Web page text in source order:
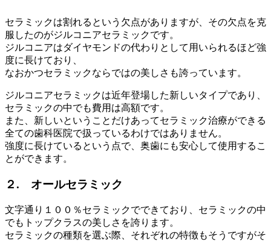
セラミックは割れるという欠点がありますが、その欠点を克
服したのがジルコニアセラミックです。
ジルコニアはダイヤモンドの代わりとして用いられるほど強
度に長けており、
なおかつセラミックならではの美しさも誇っています。
ジルコニアセラミックは近年登場した新しいタイプであり、
セラミックの中でも費用は高額です。
また、新しいということだけあってセラミック治療ができる
全ての歯科医院で扱っているわけではありません。
強度に長けているという点で、奥歯にも安心して使用するこ
とができます。
２. オールセラミック
文字通り１００％セラミックでできており、セラミックの中
でもトップクラスの美しさを誇ります。
セラミックの種類を選ぶ際、それぞれの特徴もそうですがそ